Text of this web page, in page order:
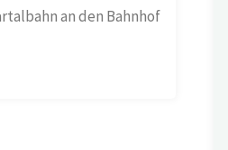
an den Bahnhof